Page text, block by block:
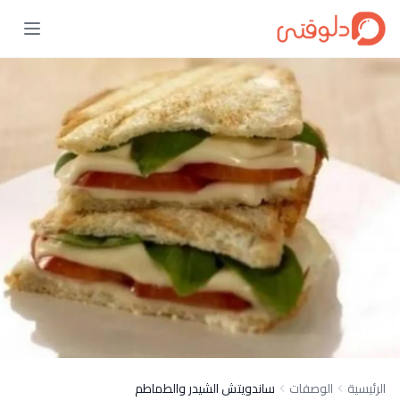
الرئيسية الوصفات ساندويتش الشيدر والطماطم